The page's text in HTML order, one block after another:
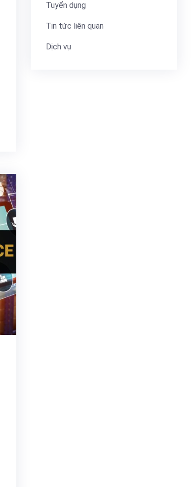
Tuyển dụng
Tin tức liên quan
Dịch vụ